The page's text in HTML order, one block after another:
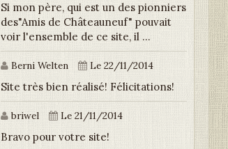
Si mon père, qui est un des pionniers
des"Amis de Châteauneuf" pouvait
voir l'ensemble de ce site, il ...
Berni Welten Le 22/11/2014
Site très bien réalisé! Félicitations!
briwel Le 21/11/2014
Bravo pour votre site!